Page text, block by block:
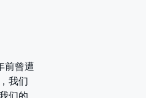
前曾遭
我们